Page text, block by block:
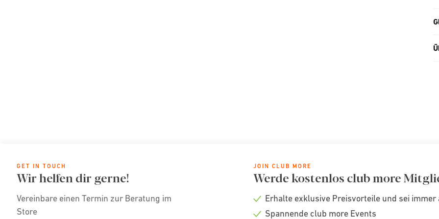
GET IN TOUCH
Wir helfen dir gerne!
Vereinbare einen Termin zur Beratung im
Store
JOIN CLUB MORE
Werde kostenlos club more
Check
Erhalte exklusive Preisvorteile und sei
Spannende club more Events